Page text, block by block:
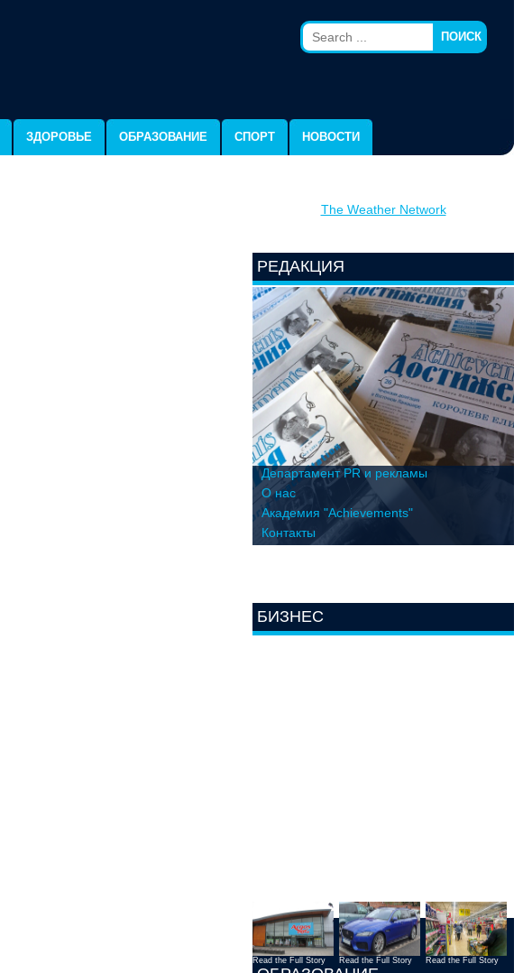
ПОИСК
ЗДОРОВЬЕ ОБРАЗОВАНИЕ СПОРТ НОВОСТИ
The Weather Network
РЕДАКЦИЯ
Департамент PR и рекламы
О нас
Академия "Achievements"
Контакты
БИЗНЕС
Read the Full Story Read the Full Story Read the Full Story